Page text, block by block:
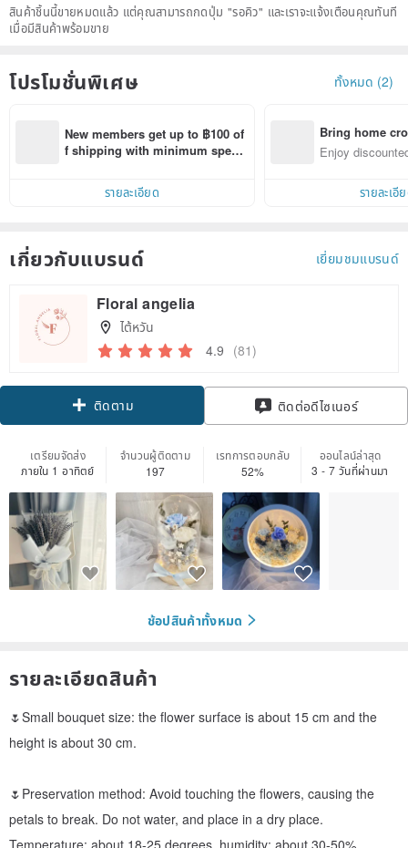
สินค้าชิ้นนี้ขายหมดแล้ว แต่คุณสามารถกดปุ่ม "รอคิว" และเราจะแจ้งเตือนคุณทันที
เมื่อมีสินค้าพร้อมขาย
โปรโมชั่นพิเศษ ทั้งหมด (2)
New members get up to ฿100 of
f shipping with minimum spen
within 7 days!
รายละเอียด
Bring home
n with ease
Enjoy
รายละเอี
เกี่ยวกับแบรนด์ เยี่ยมชมแบรนด์
Floral angelia
ไต้หวัน
4.9 (81)
ติดตาม ติดต่อดีไซเนอร์
เตรียมจัดส่ง
ภายใน 1 อาทิตย์
จำนวนผู้ติดตาม
197
เรทการตอบกลับ
52%
ออนไลน์ล่าสุด
3 - 7 วันที่ผ่านมา
ช้อปสินค้าทั้งหมด
รายละเอียดสินค้า
🌷Small bouquet size: the flower surface is about 15 cm and the
height is about 30 cm.
🌷Preservation method: Avoid touching the flowers, causing the
petals to break. Do not water, and place in a dry place.